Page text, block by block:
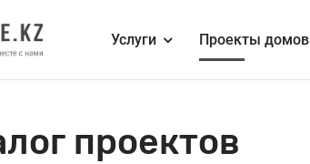
Услуги Проекты домов
проектов